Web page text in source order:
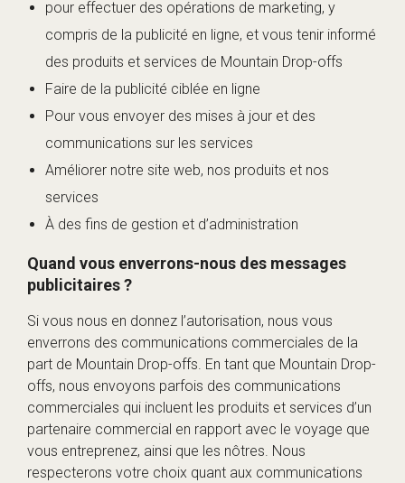
pour effectuer des opérations de marketing, y
compris de la publicité en ligne, et vous tenir informé
des produits et services de Mountain Drop-offs
Faire de la publicité ciblée en ligne
Pour vous envoyer des mises à jour et des
communications sur les services
Améliorer notre site web, nos produits et nos
services
À des fins de gestion et d’administration
Quand vous enverrons-nous des messages
publicitaires ?
Si vous nous en donnez l’autorisation, nous vous
enverrons des communications commerciales de la
part de Mountain Drop-offs. En tant que Mountain Drop-
offs, nous envoyons parfois des communications
commerciales qui incluent les produits et services d’un
partenaire commercial en rapport avec le voyage que
vous entreprenez, ainsi que les nôtres. Nous
respecterons votre choix quant aux communications